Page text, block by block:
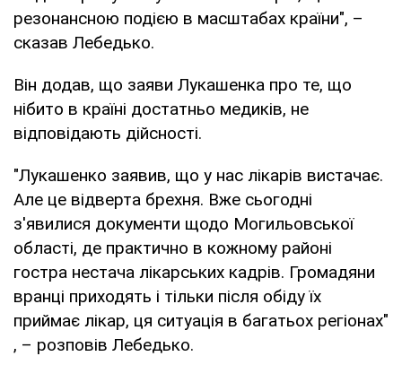
резонансною подією в масштабах країни", –
сказав Лебедько.
Він додав, що заяви Лукашенка про те, що
нібито в країні достатньо медиків, не
відповідають дійсності.
"Лукашенко заявив, що у нас лікарів вистачає.
Але це відверта брехня. Вже сьогодні
з'явилися документи щодо Могильовської
області, де практично в кожному районі
гостра нестача лікарських кадрів. Громадяни
вранці приходять і тільки після обіду їх
приймає лікар, ця ситуація в багатьох регіонах"
, – розповів Лебедько.